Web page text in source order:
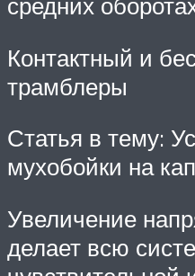
Контактный и
трамблеры
Статья в тему:
мухобойки на
Увеличение
делает всю